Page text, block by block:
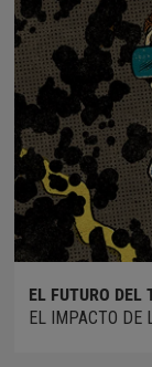
EL FUTURO DEL
EL IMPACTO DE